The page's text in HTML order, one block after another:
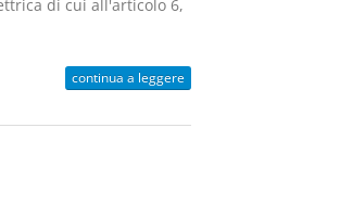
di cui all'articolo 6,
continua a leggere